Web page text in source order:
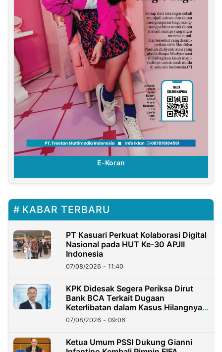
E-Koran
KABAR TERBARU
PT Kasuari Perkuat Kolaborasi Digital
Nasional pada HUT Ke-30 APJII
Indonesia
07/08/2026 - 11:40
KPK Didesak Segera Periksa Dirut
Bank BCA Terkait Dugaan
Keterlibatan dalam Kasus Hilangnya
Dana Nasabah Rp2,58 Miliar
07/08/2026 - 09:06
Ketua Umum PSSI Dukung Gianni